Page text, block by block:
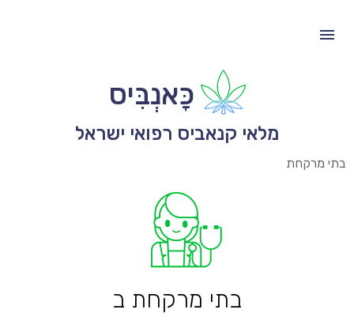
כָּאנְבִּיס
מלאי קנאביס רפואי ישראל
בתי מרקחת
בתי מרקחת ב